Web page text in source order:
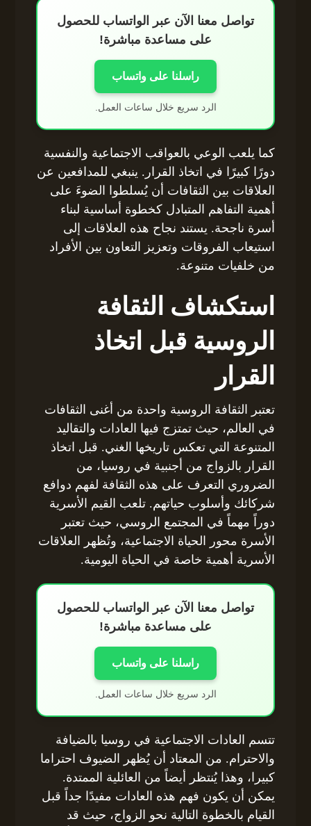
تواصل معنا الآن عبر الواتساب للحصول
على مساعدة مباشرة!
راسلنا على واتساب
الرد سريع خلال ساعات العمل.
كما يلعب الوعي بالعواقب الاجتماعية والنفسية
دورًا كبيرًا في اتخاذ القرار. ينبغي للمدافعين عن
العلاقات بين الثقافات أن يُسلطوا الضوءَ على
أهمية التفاهم المتبادل كخطوة أساسية لبناء
أسرة ناجحة. يستند نجاح هذه العلاقات إلى
استيعاب الفروقات وتعزيز التعاون بين الأفراد
من خلفيات متنوعة.
استكشاف الثقافة
الروسية قبل اتخاذ
القرار
تعتبر الثقافة الروسية واحدة من أغنى الثقافات
في العالم، حيث تمتزج فيها العادات والتقاليد
المتنوعة التي تعكس تاريخها الغني. قبل اتخاذ
القرار بالزواج من أجنبية في روسيا، من
الضروري التعرف على هذه الثقافة لفهم دوافع
شركائك وأسلوب حياتهم. تلعب القيم الأسرية
دوراً مهماً في المجتمع الروسي، حيث تعتبر
الأسرة محور الحياة الاجتماعية، وتُظهر العلاقات
الأسرية أهمية خاصة في الحياة اليومية.
تواصل معنا الآن عبر الواتساب للحصول
على مساعدة مباشرة!
راسلنا على واتساب
الرد سريع خلال ساعات العمل.
تتسم العادات الاجتماعية في روسيا بالضيافة
والاحترام. من المعتاد أن يُظهر الضيوف احتراما
كبيرا، وهذا يُنتظر أيضاً من العائلية الممتدة.
يمكن أن يكون فهم هذه العادات مفيدًا جداً قبل
القيام بالخطوة التالية نحو الزواج، حيث قد